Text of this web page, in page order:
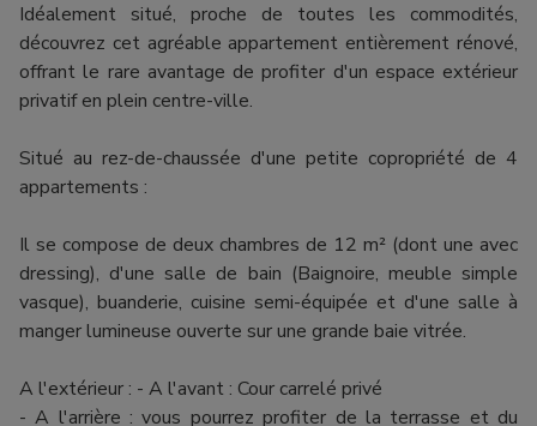
Idéalement situé, proche de toutes les commodités,
découvrez cet agréable appartement entièrement rénové,
offrant le rare avantage de profiter d'un espace extérieur
privatif en plein centre-ville.
Situé au rez-de-chaussée d'une petite copropriété de 4
appartements :
Il se compose de deux chambres de 12 m² (dont une avec
dressing), d'une salle de bain (Baignoire, meuble simple
vasque), buanderie, cuisine semi-équipée et d'une salle à
manger lumineuse ouverte sur une grande baie vitrée.
A l'extérieur : - A l'avant : Cour carrelé privé
- A l'arrière : vous pourrez profiter de la terrasse et du